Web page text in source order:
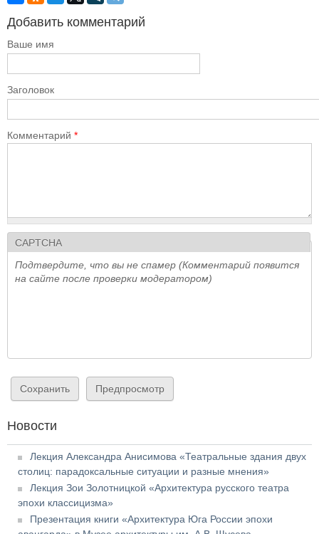
Добавить комментарий
Ваше имя
Заголовок
Комментарий *
CAPTCHA
Подтвердите, что вы не спамер (Комментарий появится
на сайте после проверки модератором)
Новости
Лекция Александра Анисимова «Театральные здания двух
столиц: парадоксальные ситуации и разные мнения»
Лекция Зои Золотницкой «Архитектура русского театра
эпохи классицизма»
Презентация книги «Архитектура Юга России эпохи